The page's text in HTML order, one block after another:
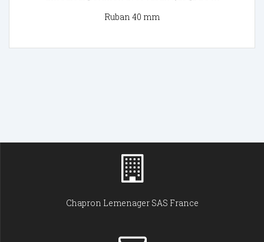
Ruban 40 mm
Chapron Lemenager SAS France